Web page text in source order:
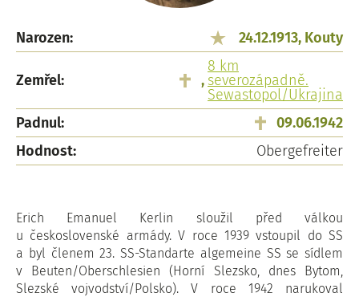
Narozen: 24.12.1913, Kouty
Zemřel: ,
8 km
severozápadně.
Sewastopol/Ukrajina
Padnul:
09.06.1942
Hodnost:
Obergefreiter
Erich Emanuel Kerlin sloužil před válkou
u československé armády. V roce 1939 vstoupil do SS
a byl členem 23. SS-Standarte algemeine SS se sídlem
v Beuten/Oberschlesien (Horní Slezsko, dnes Bytom,
Slezské vojvodství/Polsko). V roce 1942 narukoval